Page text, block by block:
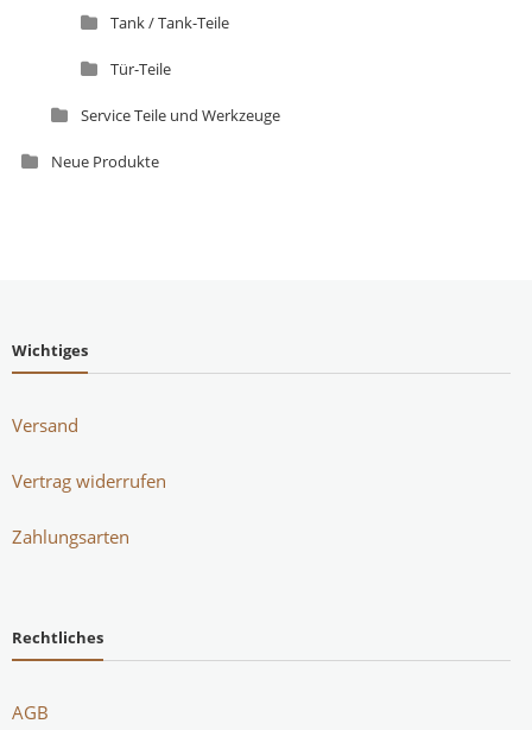
Tank / Tank-Teile
Tür-Teile
Service Teile und Werkzeuge
Neue Produkte
Wichtiges
Versand
Vertrag widerrufen
Zahlungsarten
Rechtliches
AGB